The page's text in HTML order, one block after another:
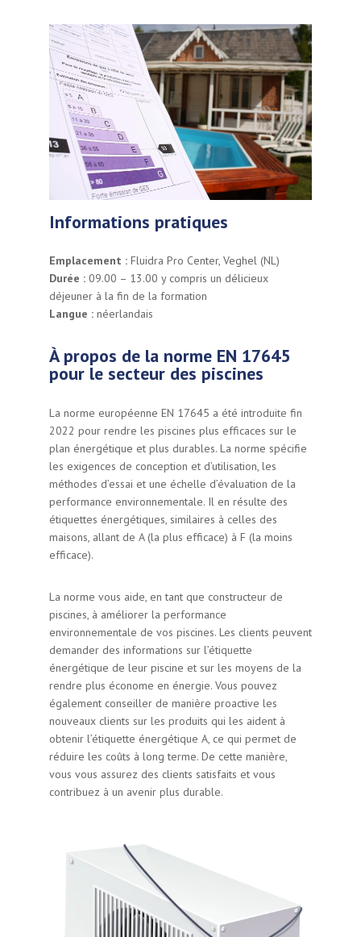
Informations pratiques
Emplacement :Fluidra Pro Center, Veghel (NL)
Durée :09.00 – 13.00 y compris un délicieux
déjeuner à la fin de la formation
Langue :néerlandais
À propos de la norme EN 17645
pour le secteur des piscines
La norme européenne EN 17645 a été introduite fin
2022 pour rendre les piscines plus efficaces sur le
plan énergétique et plus durables. La norme spécifie
les exigences de conception et d’utilisation, les
méthodes d’essai et une échelle d’évaluation de la
performance environnementale. Il en résulte des
étiquettes énergétiques, similaires à celles des
maisons, allant de A (la plus efficace) à F (la moins
efficace).
La norme vous aide, en tant que constructeur de
piscines, à améliorer la performance
environnementale de vos piscines. Les clients peuvent
demander des informations sur l’étiquette
énergétique de leur piscine et sur les moyens de la
rendre plus économe en énergie. Vous pouvez
également conseiller de manière proactive les
nouveaux clients sur les produits qui les aident à
obtenir l’étiquette énergétique A, ce qui permet de
réduire les coûts à long terme. De cette manière,
vous vous assurez des clients satisfaits et vous
contribuez à un avenir plus durable.